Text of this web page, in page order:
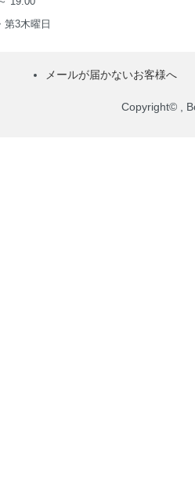
第3木曜日
メールが届かないお客様へ
Copyright© ,